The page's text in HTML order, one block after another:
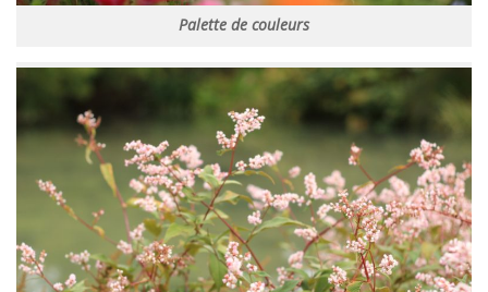
Palette de couleurs